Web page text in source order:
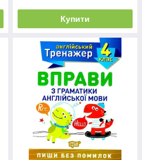
Купити